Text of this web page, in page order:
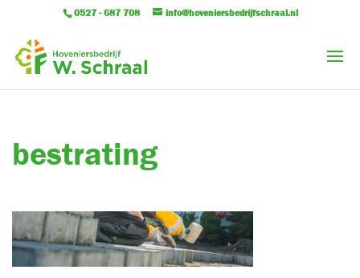
0527 - 687 708 info@hoveniersbedrijfschraal.nl
bestrating